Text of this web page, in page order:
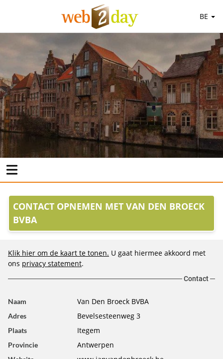
BE
CONTACT OPNEMEN MET VAN DEN BROECK
BVBA
Klik hier om de kaart te tonen. U gaat hiermee akkoord met
ons privacy statement.
Contact
Naam Van Den Broeck BVBA
Adres Bevelsesteenweg 3
Plaats Itegem
Provincie Antwerpen